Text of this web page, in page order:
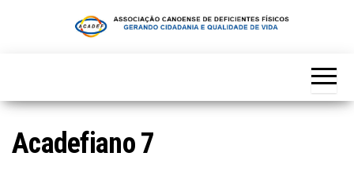
Acadefiano 7